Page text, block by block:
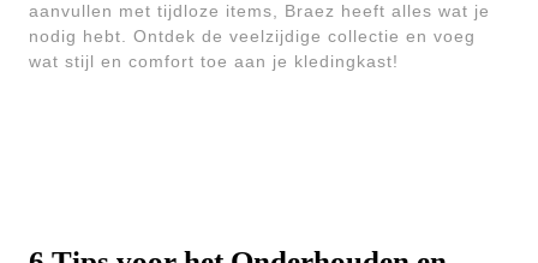
aanvullen met tijdloze items, Braez heeft alles wat je
nodig hebt. Ontdek de veelzijdige collectie en voeg
wat stijl en comfort toe aan je kledingkast!